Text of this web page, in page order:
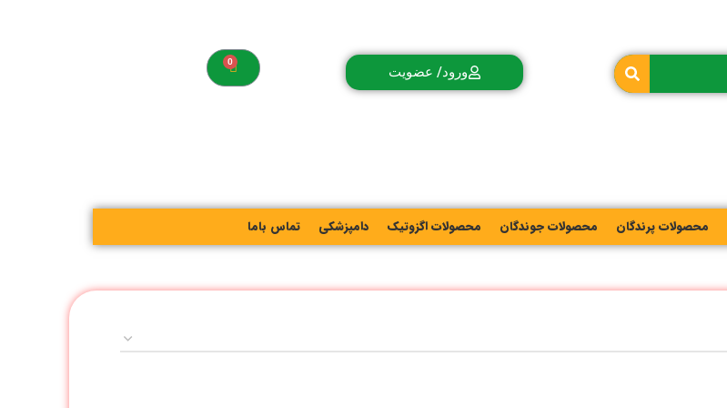
ورود/ عضویت
محصولات پرندگان محصولات جوندگان محصولات اگزوتیک دامپزشکی تماس باما